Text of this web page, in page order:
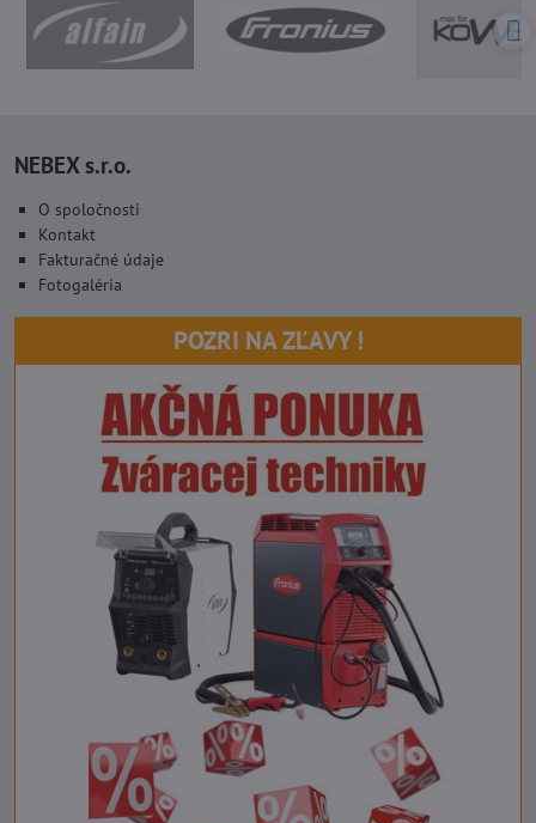
NEBEX s.r.o.
O spoločnosti
Kontakt
Fakturačné údaje
Fotogaléria
POZRI NA ZĽAVY !